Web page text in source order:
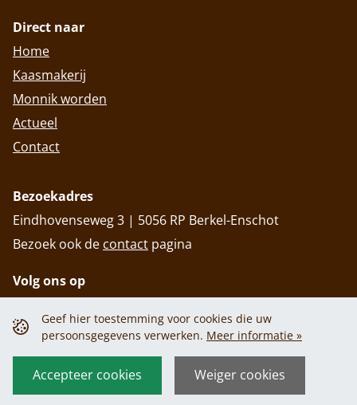
Privacy policy Cookiebeleid
Geef hier toestemming voor cookies die uw
persoonsgegevens verwerken. Meer informatie »
Accepteer cookies Weiger cookies
Direct naar
Home
Kaasmakerij
Monnik worden
Actueel
Contact
Bezoekadres
Eindhovenseweg 3 | 5056 RP Berkel-Enschot
Bezoek ook de contact pagina
Volg ons op
© 2026 Abdij Onze Lieve Vrouw van Koningshoeven